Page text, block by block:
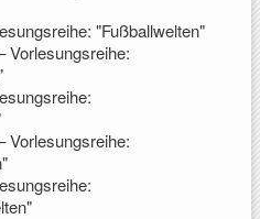
"Fußballwelten"
Vorlesungsreihe:
Vorlesungsreihe: